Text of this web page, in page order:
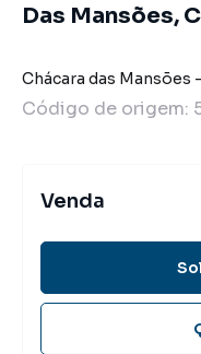
Das Mansões,
Chácara das Mansões -
Código de origem:
Venda